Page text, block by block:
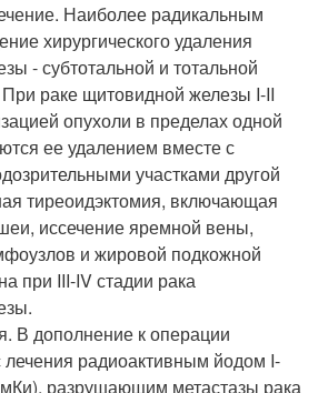
Наиболее радикальным
хирургического удаления
- субтотальной и тотальной
раке щитовидной железы I-II
опухоли в пределах одной
ее удалением вместе с
участками другой
тиреоидэктомия, включающая
иссечение яремной вены,
и жировой подкожной
при III-IV стадии рака
В дополнение к операции
лечения радиоактивным йодом I-
разрушающим метастазы рака